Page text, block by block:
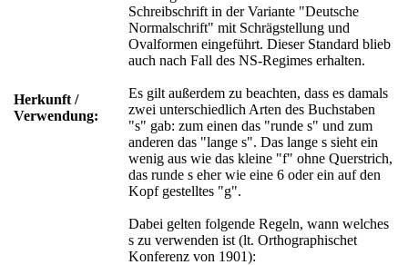
Herkunft /
Verwendung:
Schreibschrift in der Variante "Deutsche
Normalschrift" mit Schrägstellung und
Ovalformen eingeführt. Dieser Standard blieb
auch nach Fall des NS-Regimes erhalten.
Es gilt außerdem zu beachten, dass es damals
zwei unterschiedlich Arten des Buchstaben
"s" gab: zum einen das "runde s" und zum
anderen das "lange s". Das lange s sieht ein
wenig aus wie das kleine "f" ohne Querstrich,
das runde s eher wie eine 6 oder ein auf den
Kopf gestelltes "g".
Dabei gelten folgende Regeln, wann welches
s zu verwenden ist (lt. Orthographischet
Konferenz von 1901):